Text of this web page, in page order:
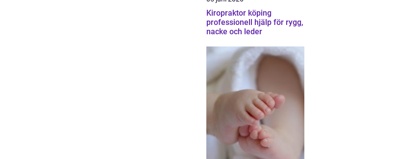
Kiropraktor köping
professionell hjälp för rygg,
nacke och leder